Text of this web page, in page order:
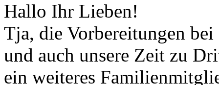
Hallo Ihr Lieben!
Tja, die Vorbereitungen
und auch unsere Zeit zu
ein weiteres